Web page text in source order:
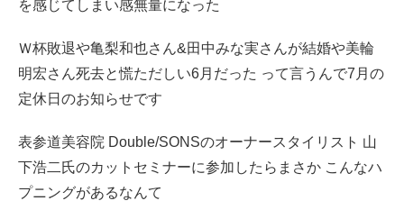
を感じてしまい感無量になった
Ｗ杯敗退や亀梨和也さん&田中みな実さんが結婚や美輪
明宏さん死去と慌ただしい6月だった って言うんで7月の
定休日のお知らせです
表参道美容院 Double/SONSのオーナースタイリスト 山
下浩二氏のカットセミナーに参加したらまさか こんなハ
プニングがあるなんて